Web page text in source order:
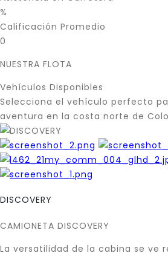
%
Calificación Promedio
0
NUESTRA FLOTA
Vehículos Disponibles
Selecciona el vehículo perfecto
aventura en la costa norte de
DISCOVERY
CAMIONETA DISCOVERY
La versatilidad de la cabina se ve